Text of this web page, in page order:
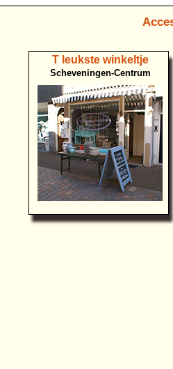
T leukste winkeltje
Scheveningen-Centrum